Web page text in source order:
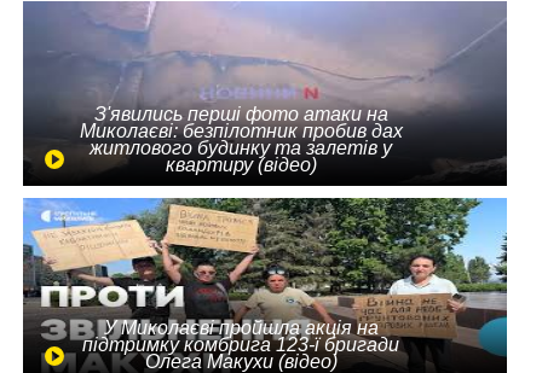
З'явились перші фото атаки на
Миколаєві: безпілотник пробив дах
житлового будинку та залетів у
квартиру (відео)
У Миколаєві пройшла акція на
підтримку комбрига 123-ї бригади
Олега Макухи (відео)